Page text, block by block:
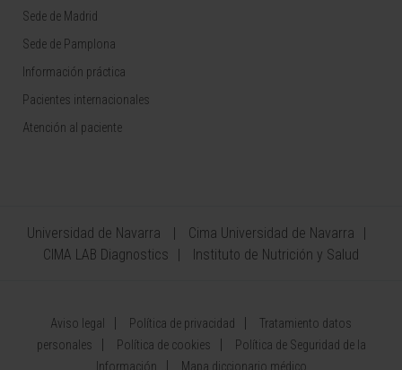
Sede de Madrid
Sede de Pamplona
Información práctica
Pacientes internacionales
Atención al paciente
Universidad de Navarra
Cima Universidad de Navarra
CIMA LAB Diagnostics
Instituto de Nutrición y Salud
Aviso legal Política de privacidad
Tratamiento datos
personales
Política de cookies
Política de Seguridad de la
Información
Mapa diccionario médico